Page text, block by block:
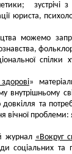
зустрічі
юриста,
можемо
спiлки
»
внутрішньому
довкілля та
вічної проблеми:
журнал «Вокруг
соціальних та